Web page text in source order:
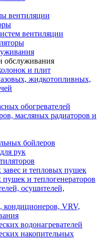
вентиляции
вентиляции
обслуживания
и плит
жидкотопливных,
обогревателей
масляных радиаторов и
бойлеров
рук
завес и тепловых пушек
и теплогенераторов
осушителей,
кондиционеров, VRV,
водонагревателей
накопительных